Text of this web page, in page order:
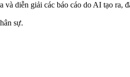
diễn giải các báo cáo do AI tạo ra,
sự.